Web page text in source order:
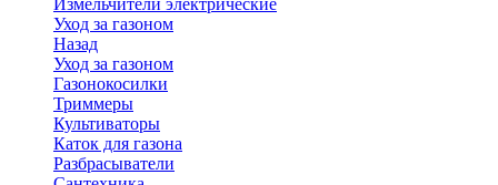
Измельчители электрические
Уход за газоном
Назад
Уход за газоном
Газонокосилки
Триммеры
Культиваторы
Каток для газона
Разбрасыватели